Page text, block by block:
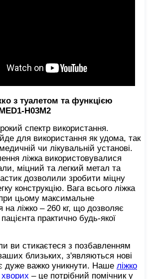
з туалетом та функцією
H03M2
спектр використання.
для використання як удома, так
чи лікувальній установі.
ліжка використовувалися
міцний та легкий метал та
дозволили зробити міцну
конструкцію. Вага всього ліжка
при цьому максимальне
на ліжко – 260 кг, що дозволяє
практично будь-якої
ви стикаєтеся з позбавленням
близьких, з'являються нові
дуже важко уникнути. Наше ліжко
– це потрібний помічник у